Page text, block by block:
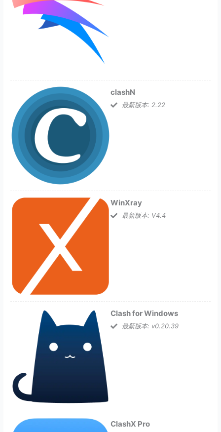
clashN
最新版本: 2.22
WinXray
最新版本: V4.4
Clash for Windows
最新版本: v0.20.39
ClashX Pro